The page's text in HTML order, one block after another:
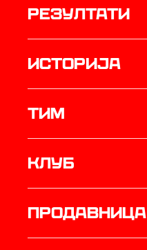
резултати
историја
ТИМ
Клуб
продавница